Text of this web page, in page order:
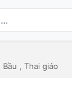
Bầu , Thai giáo